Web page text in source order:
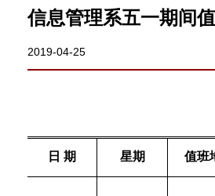
信息管理系五一期间
2019-04-25
日 期 星期 值班